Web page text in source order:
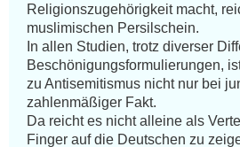
Religionszugehörigkeit macht,
muslimischen Persilschein.
In allen Studien, trotz diverser
Beschönigungsformulierungen,
zu Antisemitismus nicht nur bei
zahlenmäßiger Fakt.
Da reicht es nicht alleine als
Finger auf die Deutschen zu